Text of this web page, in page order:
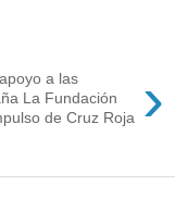
›
a las
La Fundación
de Cruz Roja